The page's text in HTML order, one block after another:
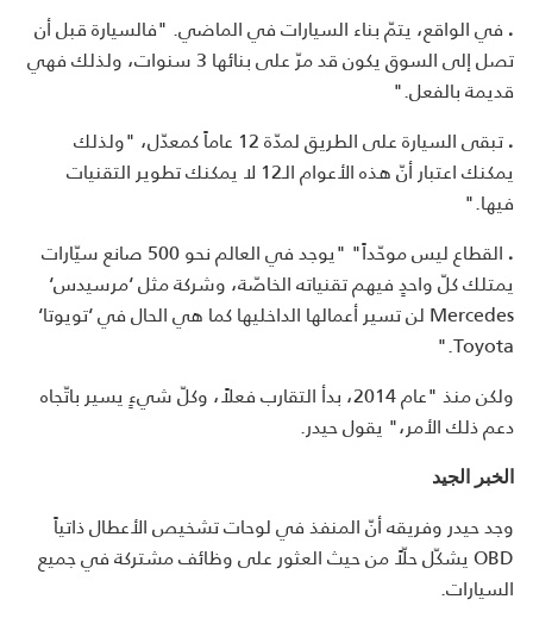
. في الواقع، يتمّ بناء السيارات في الماضي. "فالسيارة قبل أن
تصل إلى السوق يكون قد مرّ على بنائها 3 سنوات، ولذلك فهي
قديمة بالفعل."
.
تبقى السيارة على الطريق لمدّة 12 عاماً كمعدّل، "ولذلك
يمكنك اعتبار أنّ هذه الأعوام الـ12 لا يمكنك تطوير التقنيات
فيها."
.
القطاع ليس موحّداً" "يوجد في العالم نحو 500 صانع سيّارات
يمتلك كلّ واحدٍ فيهم تقنياته الخاصّة، وشركة مثل ‘مرسيدس‘
Mercedes لن تسير أعمالها الداخليها كما هي الحال في ‘تويوتا‘
Toyota."
ولكن منذ "عام 2014، بدأ التقارب فعلاً، وكلّ شيءٍ يسير باتّجاه
دعم ذلك الأمر،" يقول حيدر.
الخبر الجيد
وجد حيدر وفريقه أنّ المنفذ في لوحات تشخيص الأعطال ذاتياً
OBD يشكّل حلّاً من حيث العثور على وظائف مشتركة في جميع
السيارات.